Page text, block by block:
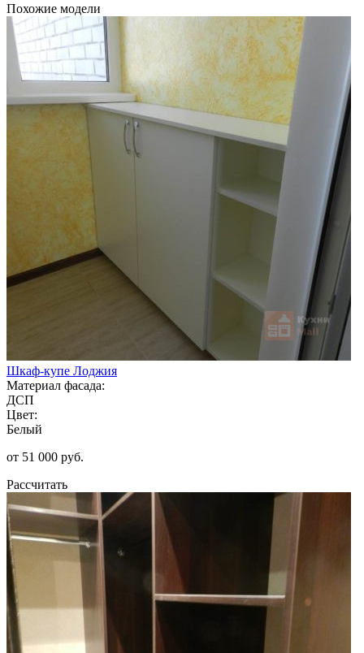
Похожие модели
Шкаф-купе Лоджия
Материал фасада:
ДСП
Цвет:
Белый
от 51 000 руб.
Рассчитать